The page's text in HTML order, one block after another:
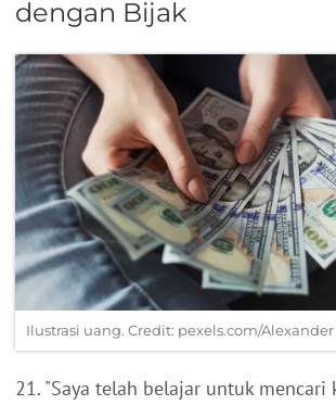
dengan Bijak
Ilustrasi uang. Credit: pexels.com/Alexander
21. "Saya telah belajar untuk mencari